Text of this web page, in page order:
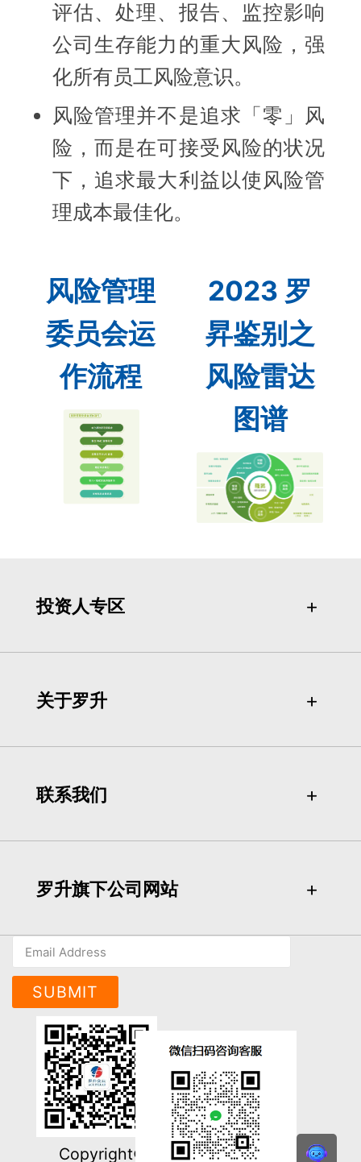
评估、处理、报告、监控影响
公司生存能力的重大风险，强
化所有员工风险意识。
风险管理并不是追求「零」风
险，而是在可接受风险的状况
下，追求最大利益以使风险管
理成本最佳化。
风险管理
委员会运
作流程
2023 罗
昇鉴别之
风险雷达
图谱
投资人专区 ＋
＋
关于罗升 ＋
＋
联系我们 ＋
＋
罗升旗下公司网站 ＋
＋
SUBMIT
Copyright©ACE PILLAR Co., Ltd.